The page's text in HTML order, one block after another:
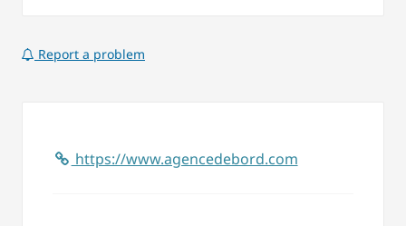
Report a problem
https://www.agencedebord.com